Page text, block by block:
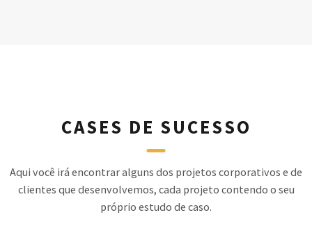
CASES DE SUCESSO
Aqui você irá encontrar alguns dos projetos corporativos e de
clientes que desenvolvemos, cada projeto contendo o seu
próprio estudo de caso.